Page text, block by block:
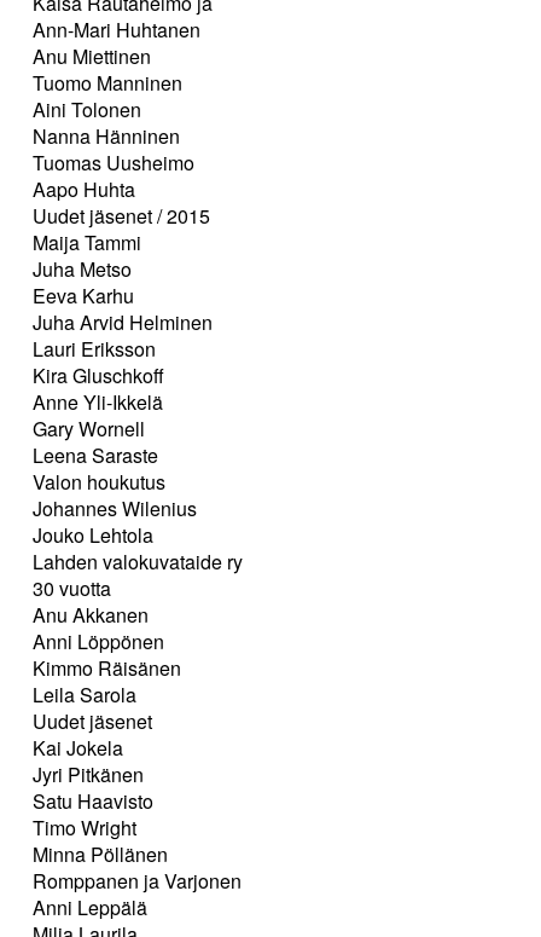
Ann-Mari Huhtanen
Anu Miettinen
Tuomo Manninen
Aini Tolonen
Nanna Hänninen
Tuomas Uusheimo
Aapo Huhta
Uudet jäsenet / 2015
Maija Tammi
Juha Metso
Eeva Karhu
Juha Arvid Helminen
Lauri Eriksson
Kira Gluschkoff
Anne Yli-Ikkelä
Gary Wornell
Leena Saraste
Valon houkutus
Johannes Wilenius
Jouko Lehtola
Lahden valokuvataide ry
30 vuotta
Anu Akkanen
Anni Löppönen
Kimmo Räisänen
Leila Sarola
Uudet jäsenet
Kai Jokela
Jyri Pitkänen
Satu Haavisto
Timo Wright
Minna Pöllänen
Romppanen ja Varjonen
Anni Leppälä